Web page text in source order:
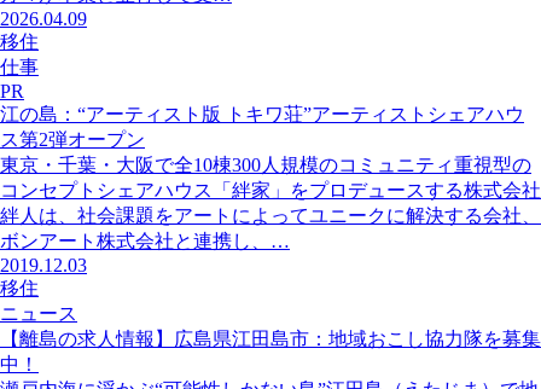
2026.04.09
移住
仕事
PR
江の島：“アーティスト版 トキワ荘”アーティストシェアハウ
ス第2弾オープン
東京・千葉・大阪で全10棟300人規模のコミュニティ重視型の
コンセプトシェアハウス「絆家」をプロデュースする株式会社
絆人は、社会課題をアートによってユニークに解決する会社、
ボンアート株式会社と連携し、…
2019.12.03
移住
ニュース
【離島の求人情報】広島県江田島市：地域おこし協力隊を募集
中！